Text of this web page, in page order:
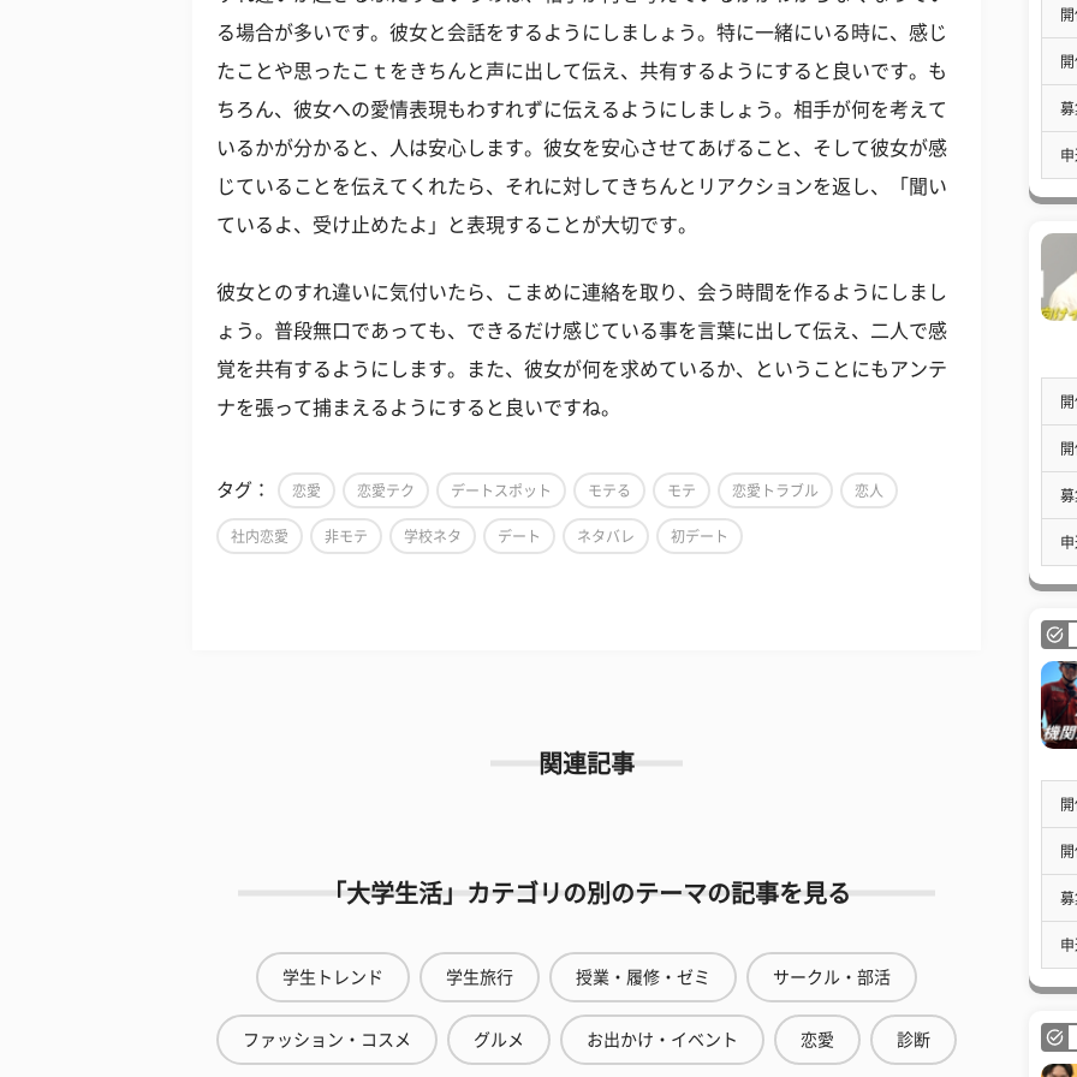
る場合が多いです。彼女と会話をするようにしましょう。特に一緒にいる時に、感じ
たことや思ったこｔをきちんと声に出して伝え、共有するようにすると良いです。も
ちろん、彼女への愛情表現もわすれずに伝えるようにしましょう。相手が何を考えて
いるかが分かると、人は安心します。彼女を安心させてあげること、そして彼女が感
じていることを伝えてくれたら、それに対してきちんとリアクションを返し、「聞い
ているよ、受け止めたよ」と表現することが大切です。
彼女とのすれ違いに気付いたら、こまめに連絡を取り、会う時間を作るようにしまし
ょう。普段無口であっても、できるだけ感じている事を言葉に出して伝え、二人で感
覚を共有するようにします。また、彼女が何を求めているか、ということにもアンテ
ナを張って捕まえるようにすると良いですね。
タグ： 恋愛 恋愛テク デートスポット モテる モテ 恋愛トラブル 恋人
社内恋愛 非モテ 学校ネタ デート ネタバレ 初デート
関連記事
「大学生活」カテゴリの別のテーマの記事を見る
学生トレンド 学生旅行 授業・履修・ゼミ サークル・部活
ファッション・コスメ グルメ お出かけ・イベント 恋愛 診断
募
募
募